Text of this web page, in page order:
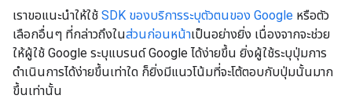
เราขอแนะนำให้ใช้ SDK ของบริการระบุตัวตนของ Google หรือตัว
เลือกอื่นๆ ที่กล่าวถึงในส่วนก่อนหน้าเป็นอย่างยิ่ง เนื่องจากจะช่วย
ให้ผู้ใช้ Google ระบุแบรนด์ Google ได้ง่ายขึ้น ยิ่งผู้ใช้ระบุปุ่มการ
ดำเนินการได้ง่ายขึ้นเท่าใด ก็ยิ่งมีแนวโน้มที่จะโต้ตอบกับปุ่มนั้นมาก
ขึ้นเท่านั้น